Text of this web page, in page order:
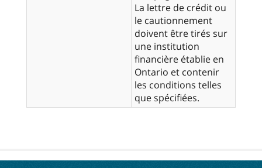
La lettre de crédit ou
le cautionnement
doivent être tirés sur
une institution
financière établie en
Ontario et contenir
les conditions telles
que spécifiées.